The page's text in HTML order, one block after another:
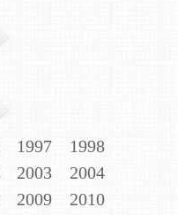
1997
1998
2003
2004
2009
2010